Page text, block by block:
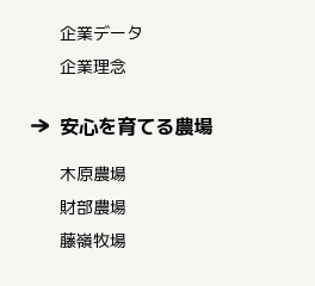
企業データ
企業理念
安心を育てる農場
木原農場
財部農場
藤嶺牧場